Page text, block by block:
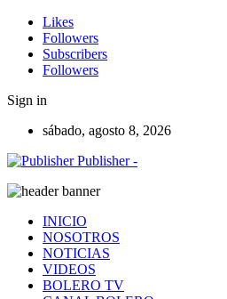
Likes
Followers
Subscribers
Followers
Sign in
sábado, agosto 8, 2026
Publisher -
INICIO
NOSOTROS
NOTICIAS
VIDEOS
BOLERO TV